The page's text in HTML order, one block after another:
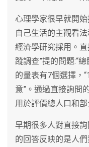
心理學家很早就開
自己生活的主觀看
經濟學研究採用。
蹤調查”提的問題:“
的量表有7個選擇，
意”。通過直接詢問
用於評價總人口和
早期很多人對直接
的回答反映的是人